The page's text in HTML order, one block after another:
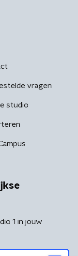
vragen
studio
1 in jouw